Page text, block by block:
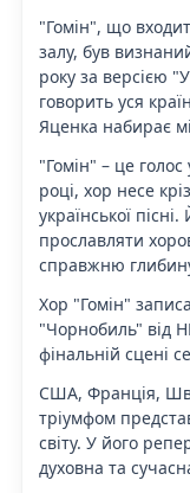
"Гомін", що
залу, був
року за версією
говорить уся
Яценка набирає
"Гомін" – це
році, хор несе
української
прославляти
справжню
Хор "Гомін"
"Чорнобиль" від
фінальній сцені
США, Франція,
тріумфом
світу. У його
духовна та